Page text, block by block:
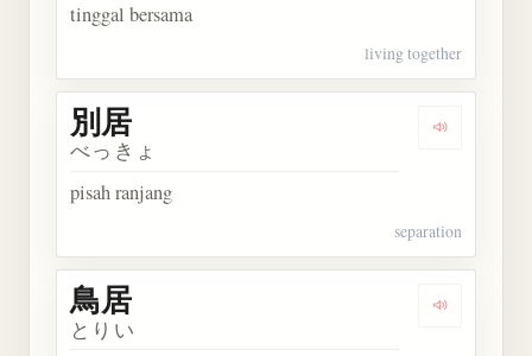
tinggal bersama
living together
Dengarkan
別居
べっきょ
pisah ranjang
separation
Dengarkan
鳥居
とりい